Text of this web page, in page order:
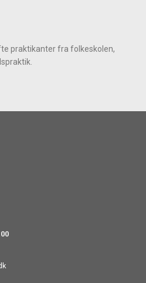
praktikanter fra folkeskolen,